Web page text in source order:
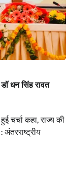
धन सिंह रावत
चर्चा कहा, राज्य की
अंतरराष्ट्रीय